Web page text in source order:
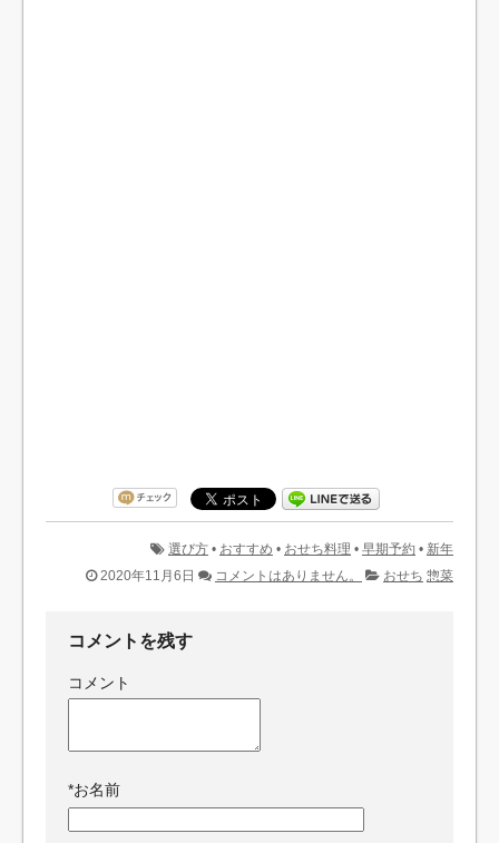
選び方 • おすすめ • おせち料理 • 早期予約 • 新年
2020年11月6日
コメントはありません。 おせち 惣菜
コメントを残す
コメント
*お名前